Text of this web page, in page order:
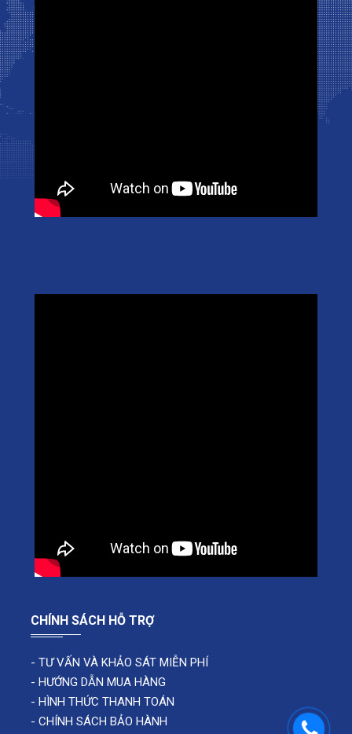
CHÍNH SÁCH HỖ TRỢ
- TƯ VẤN VÀ KHẢO SÁT MIỄN PHÍ
- HƯỚNG DẪN MUA HÀNG
- HÌNH THỨC THANH TOÁN
- CHÍNH SÁCH BẢO HÀNH